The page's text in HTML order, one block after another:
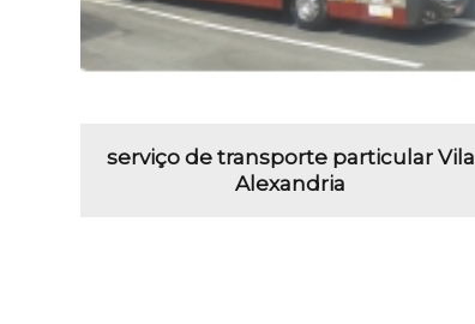
serviço de transporte particular Vila
Alexandria